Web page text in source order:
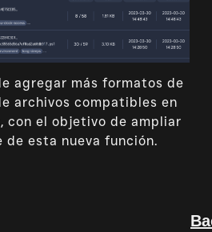
agregar más formatos de
archivos compatibles en
con el objetivo de ampliar
de esta nueva función.